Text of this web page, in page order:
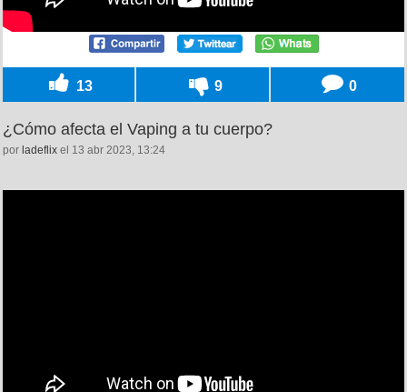
13 9 0
¿Cómo afecta el Vaping a tu cuerpo?
por ladeflix el 13 abr 2023, 13:24